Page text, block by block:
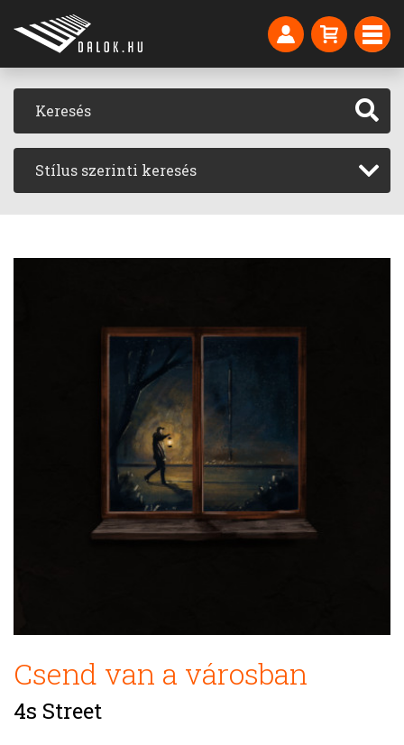
Stílus szerinti keresés
Csend van a városban
4s Street